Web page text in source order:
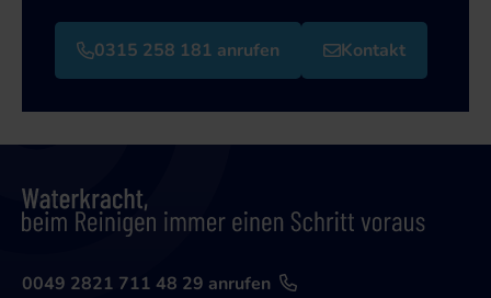
0315 258 181 anrufen Kontakt
0049 2821 711 48 29 anrufen